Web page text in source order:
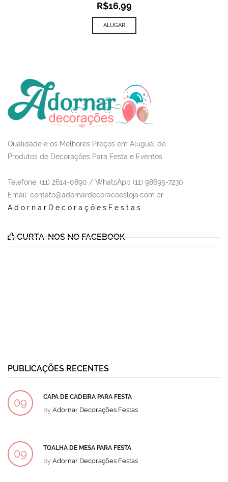
R$16,99
ALUGAR
Qualidade e os Melhores Preços em Aluguel de
Produtos de Decorações Para Festa e Eventos.
Telefone: (11) 2614-0890 / WhatsApp (11) 98695-7230
Email : contato@adornardecoracoesloja.com.br
AdornarDecoraçõesFestas
CURTA-NOS NO FACEBOOK
PUBLICAÇÕES RECENTES
09 CAPA DE CADEIRA PARA FESTA
by Adornar Decorações Festas
09 TOALHA DE MESA PARA FESTA
by Adornar Decorações Festas